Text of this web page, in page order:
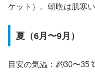
ケット）。朝晩は肌寒
夏（6月〜9月）
目安の気温： 約30〜35